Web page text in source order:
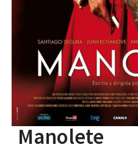
Manolete